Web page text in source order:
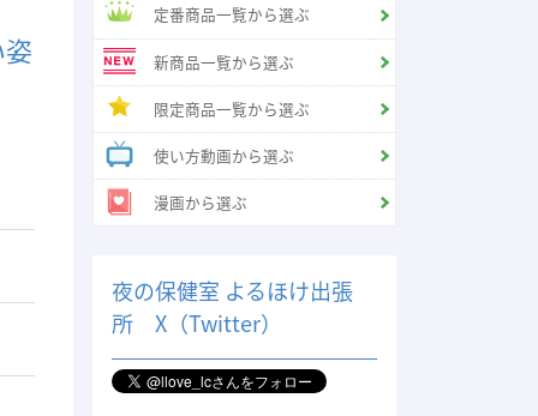
定番商品一覧から選ぶ
新商品一覧から選ぶ
限定商品一覧から選ぶ
使い方動画から選ぶ
漫画から選ぶ
夜の保健室 よるほけ出張
所 X（Twitter）